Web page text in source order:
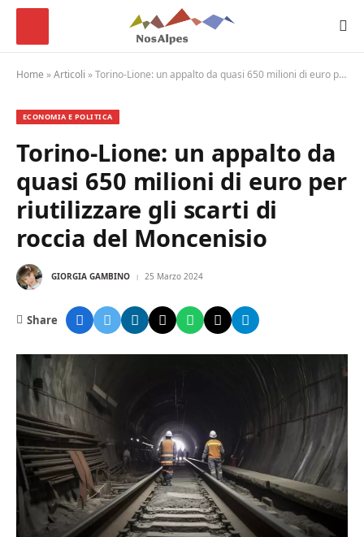
Home »Articoli »Torino-Lione: un appalto da quasi 650 milioni di euro per riutilizzare gli scarti di roccia del Moncenisio
ECONOMIA E POLITICA
Torino-Lione: un appalto da
quasi 650 milioni di euro per
riutilizzare gli scarti di
roccia del Moncenisio
GIORGIA GAMBINO 25 Marzo 2024
Share